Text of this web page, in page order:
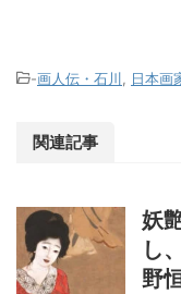
-画人伝・石川, 日本画
関連記事
妖
し
野